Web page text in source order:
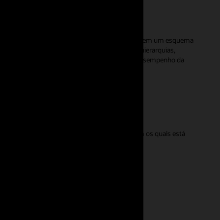
comerciais relacionadas derivadas de dados em um esquema
semântico comum sobre seus dados para hierarquias,
em várias aplicações de análise, com o desempenho da
do Microsoft Excel e do Google Sheet com os quais está